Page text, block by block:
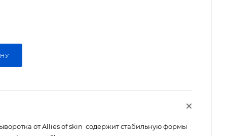
от Allies of skin содержит стабильную формы